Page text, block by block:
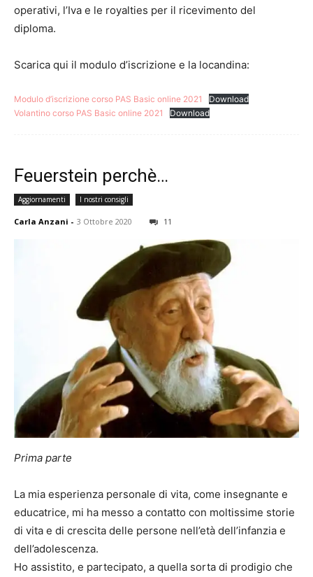
operativi, l’Iva e le royalties per il ricevimento del
diploma.
Scarica qui il modulo d’iscrizione e la locandina:
Modulo d’iscrizione corso PAS Basic online 2021
Download
Volantino corso PAS Basic online 2021
Download
Feuerstein perchè…
Aggiornamenti I nostri consigli
Carla Anzani - 3 Ottobre 2020 11
Prima parte
La mia esperienza personale di vita, come insegnante e
educatrice, mi ha messo a contatto con moltissime storie
di vita e di crescita delle persone nell’età dell’infanzia e
dell’adolescenza.
Ho assistito, e partecipato, a quella sorta di prodigio che